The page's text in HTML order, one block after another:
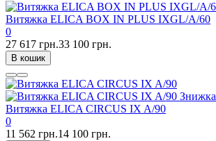
Витяжка ELICA BOX IN PLUS IXGL/A/60
0
27 617 грн.33 100 грн.
В кошик
Знижка
Витяжка ELICA CIRCUS IX A/90
0
11 562 грн.14 100 грн.